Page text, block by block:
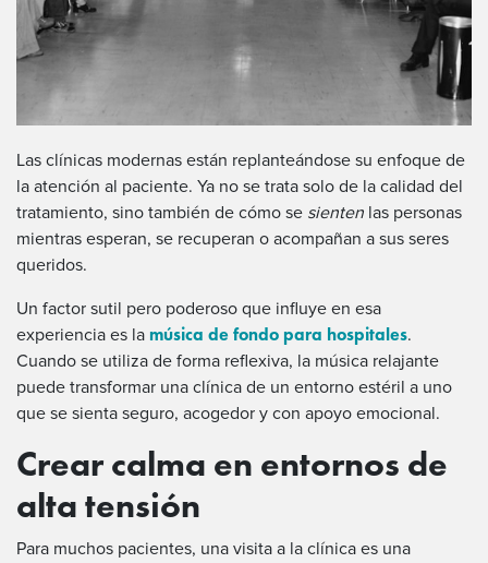
Las clínicas modernas están replanteándose su enfoque de
la atención al paciente. Ya no se trata solo de la calidad del
tratamiento, sino también de cómo se sienten las personas
mientras esperan, se recuperan o acompañan a sus seres
queridos.
Un factor sutil pero poderoso que influye en esa
experiencia es la música de fondo para hospitales.
Cuando se utiliza de forma reflexiva, la música relajante
puede transformar una clínica de un entorno estéril a uno
que se sienta seguro, acogedor y con apoyo emocional.
Crear calma en entornos de
alta tensión
Para muchos pacientes, una visita a la clínica es una